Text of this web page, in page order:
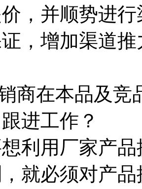
，并顺势进
，增加渠道
在本品及竞
进工作？
利用厂家产
就必须对产